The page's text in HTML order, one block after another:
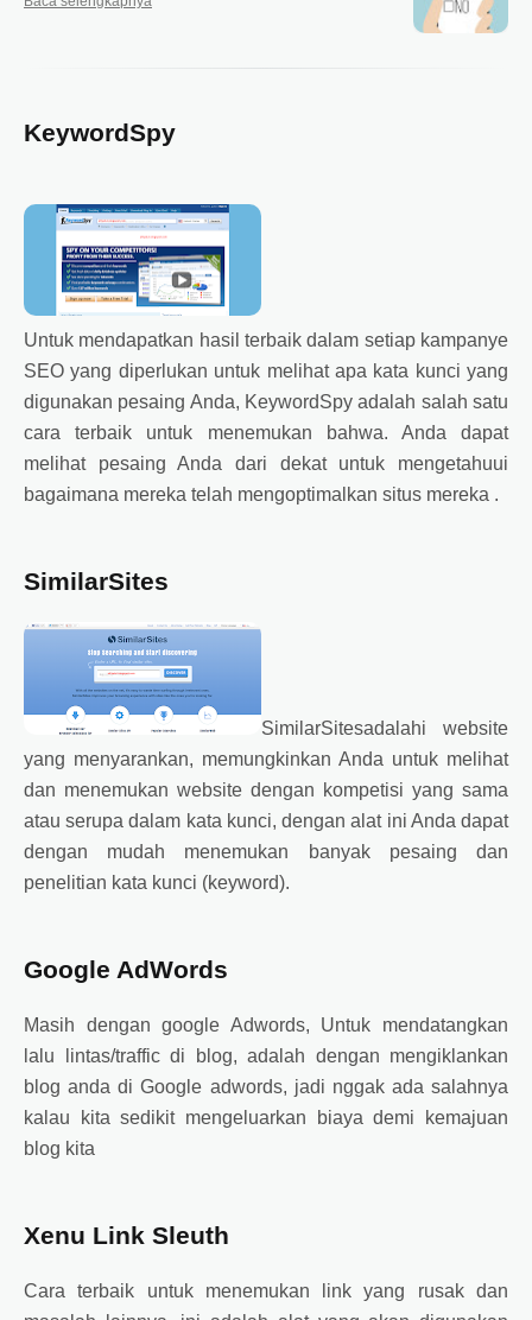
KeywordSpy
Untuk mendapatkan hasil terbaik dalam setiap kampanye
SEO yang diperlukan untuk melihat apa kata kunci yang
digunakan pesaing Anda, KeywordSpy adalah salah satu
cara terbaik untuk menemukan bahwa. Anda dapat
melihat pesaing Anda dari dekat untuk mengetahuui
bagaimana mereka telah mengoptimalkan situs mereka .
SimilarSites
SimilarSitesadalahi website
yang menyarankan, memungkinkan Anda untuk melihat
dan menemukan website dengan kompetisi yang sama
atau serupa dalam kata kunci, dengan alat ini Anda dapat
dengan mudah menemukan banyak pesaing dan
penelitian kata kunci (keyword).
Google AdWords
Masih dengan google Adwords, Untuk mendatangkan
lalu lintas/traffic di blog, adalah dengan mengiklankan
blog anda di Google adwords, jadi nggak ada salahnya
kalau kita sedikit mengeluarkan biaya demi kemajuan
blog kita
Xenu Link Sleuth
Cara terbaik untuk menemukan link yang rusak dan